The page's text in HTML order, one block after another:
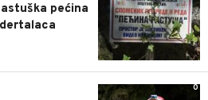
pećina
0